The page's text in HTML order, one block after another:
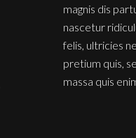
magnis dis
nascetur
felis, ultricies
pretium quis,
massa quis